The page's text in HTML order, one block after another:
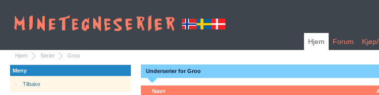
Hjem Forum
Hjem Serier Groo
Meny
Tilbake
Underserier for Groo
Navn